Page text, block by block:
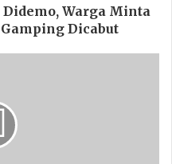
Warga Minta
Dicabut